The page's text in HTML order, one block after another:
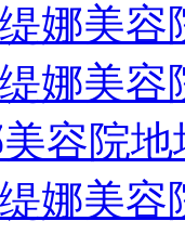
娜美
娜美容
容院
娜美容